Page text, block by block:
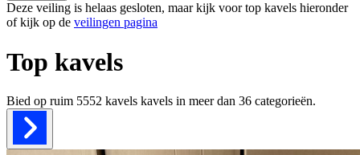
Deze veiling is helaas gesloten, maar kijk voor top kavels hieronder
of kijk op de veilingen pagina
Top kavels
Bied op ruim 5552 kavels kavels in meer dan 36 categorieën.